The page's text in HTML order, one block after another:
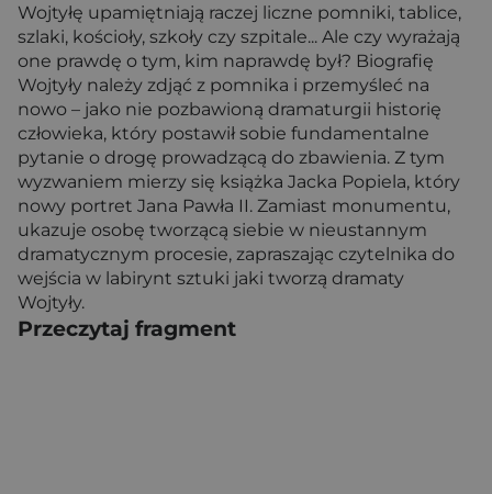
Wojtyłę upamiętniają raczej liczne pomniki, tablice,
szlaki, kościoły, szkoły czy szpitale... Ale czy wyrażają
one prawdę o tym, kim naprawdę był? Biografię
Wojtyły należy zdjąć z pomnika i przemyśleć na
nowo – jako nie pozbawioną dramaturgii historię
człowieka, który postawił sobie fundamentalne
pytanie o drogę prowadzącą do zbawienia. Z tym
wyzwaniem mierzy się książka Jacka Popiela, który
nowy portret Jana Pawła II. Zamiast monumentu,
ukazuje osobę tworzącą siebie w nieustannym
dramatycznym procesie, zapraszając czytelnika do
wejścia w labirynt sztuki jaki tworzą dramaty
Wojtyły.
Przeczytaj fragment